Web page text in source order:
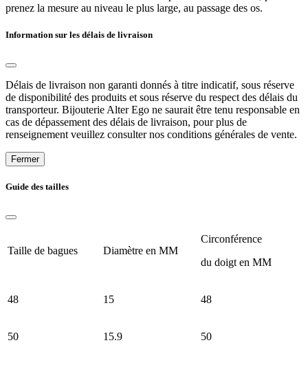
prenez la mesure au niveau le plus large, au passage des os.
Information sur les délais de livraison
Délais de livraison non garanti donnés à titre indicatif, sous réserve
de disponibilité des produits et sous réserve du respect des délais du
transporteur. Bijouterie Alter Ego ne saurait être tenu responsable en
cas de dépassement des délais de livraison, pour plus de
renseignement veuillez consulter nos conditions générales de vente.
Fermer
Guide des tailles
Taille de bagues Diamètre en MM
Circonférence
du doigt en MM
48 15 48
50 15.9 50